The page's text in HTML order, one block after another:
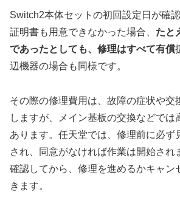
Switch2本体セットの初回設定日が確
証明書も用意できなかった場合、 たと
であったとしても、修理はすべて有償
辺機器の場合も同様です。
その際の修理費用は、故障の症状や交
しますが、メイン基板の交換などでは
あります。任天堂では、修理前に必ず
され、同意がなければ作業は開始され
確認してから、修理を進めるかキャン
きます。